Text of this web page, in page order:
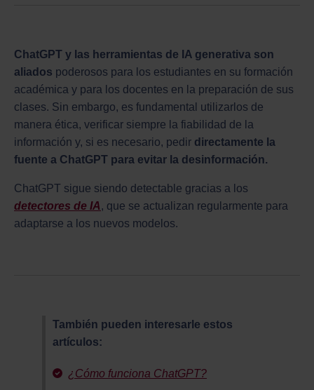
ChatGPT y las herramientas de IA generativa son
aliados poderosos para los estudiantes en su formación
académica y para los docentes en la preparación de sus
clases. Sin embargo, es fundamental utilizarlos de
manera ética, verificar siempre la fiabilidad de la
información y, si es necesario, pedir directamente la
fuente a ChatGPT para evitar la desinformación.
ChatGPT sigue siendo detectable gracias a los
detectores de IA, que se actualizan regularmente para
adaptarse a los nuevos modelos.
También pueden interesarle estos
artículos:
¿Cómo funciona ChatGPT?